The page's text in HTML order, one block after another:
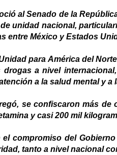
al Senado de la
unidad nacional,
entre México y Estados
para América del
drogas a nivel
a la salud mental y a
se confiscaron más
y casi 200 mil
el compromiso del
tanto a nivel nacional